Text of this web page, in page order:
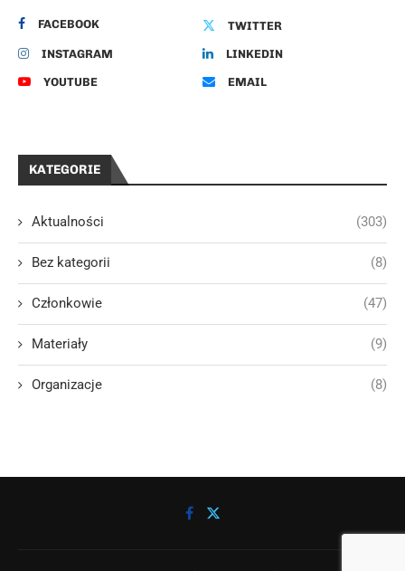
FACEBOOK TWITTER
INSTAGRAM LINKEDIN
YOUTUBE EMAIL
KATEGORIE
Aktualności (303)
Bez kategorii (8)
Członkowie (47)
Materiały (9)
Organizacje (8)